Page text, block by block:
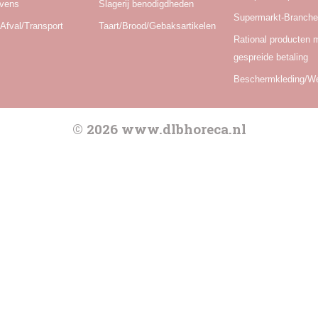
Transport
Slagerij benodigdheden
Taart/Brood/Gebaksartikelen
Supermarkt-
Rational producten
gespreide betaling
Beschermkleding/
© 2026 www.dlbhoreca.nl